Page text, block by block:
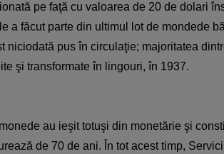
pe faţă cu valoarea de 20 de dolari
a făcut parte din ultimul lot de mondede
niciodată pus în circulaţie; majoritatea
şi transformate în lingouri, în 1937.
au ieşit totuşi din monetărie şi
de 70 de ani. În tot acest timp,